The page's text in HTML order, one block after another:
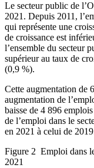
Le secteur public de
2021. Depuis 2011,
qui représente une
de croissance est
l’ensemble du secteur
supérieur au taux de
(0,9 %).
Cette augmentation de
augmentation de
baisse de 4 896
de l’emploi dans le
en 2021 à celui de
Figure 2 Emploi dans
2021